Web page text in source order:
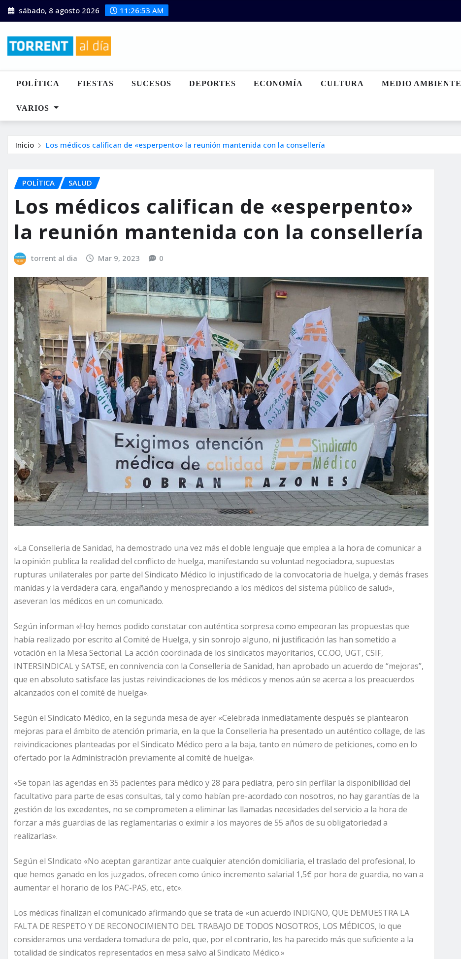
Saltar
al
sábado, 8 agosto 2026 11:26:54 AM
POLÍTICA FIESTAS SUCESOS DEPORTES ECONOMÍA CULTURA MEDIO AMBIENTE
VARIOS
Inicio Los médicos califican de «esperpento» la reunión mantenida con la consellería
POLÍTICA SALUD
Los médicos califican de «esperpento»
la reunión mantenida con la consellería
torrent al dia Mar 9, 2023 0
«La Conselleria de Sanidad, ha demostrado una vez más el doble lenguaje que emplea a la hora de comunicar a
la opinión publica la realidad del conflicto de huelga, manifestando su voluntad negociadora, supuestas
rupturas unilaterales por parte del Sindicato Médico lo injustificado de la convocatoria de huelga, y demás frases
manidas y la verdadera cara, engañando y menospreciando a los médicos del sistema público de salud»,
aseveran los médicos en un comunicado.
Según informan «Hoy hemos podido constatar con auténtica sorpresa como empeoran las propuestas que
había realizado por escrito al Comité de Huelga, y sin sonrojo alguno, ni justificación las han sometido a
votación en la Mesa Sectorial. La acción coordinada de los sindicatos mayoritarios, CC.OO, UGT, CSIF,
INTERSINDICAL y SATSE, en connivencia con la Conselleria de Sanidad, han aprobado un acuerdo de “mejoras”,
que en absoluto satisface las justas reivindicaciones de los médicos y menos aún se acerca a los preacuerdos
alcanzados con el comité de huelga».
Según el Sindicato Médico, en la segunda mesa de ayer «Celebrada inmediatamente después se plantearon
mejoras para el ámbito de atención primaria, en la que la Conselleria ha presentado un auténtico collage, de las
reivindicaciones planteadas por el Sindicato Médico pero a la baja, tanto en número de peticiones, como en lo
ofertado por la Administración previamente al comité de huelga».
«Se topan las agendas en 35 pacientes para médico y 28 para pediatra, pero sin perfilar la disponibilidad del
facultativo para parte de esas consultas, tal y como habían pre-acordado con nosotros, no hay garantías de la
gestión de los excedentes, no se comprometen a eliminar las llamadas necesidades del servicio a la hora de
forzar a más guardias de las reglamentarias o eximir a los mayores de 55 años de su obligatoriedad a
realizarlas».
Según el SIndicato «No aceptan garantizar ante cualquier atención domiciliaria, el traslado del profesional, lo
que hemos ganado en los juzgados, ofrecen como único incremento salarial 1,5€ por hora de guardia, no van a
aumentar el horario de los PAC-PAS, etc., etc».
Los médicas finalizan el comunicado afirmando que se trata de «un acuerdo INDIGNO, QUE DEMUESTRA LA
FALTA DE RESPETO Y DE RECONOCIMIENTO DEL TRABAJO DE TODOS NOSOTROS, LOS MÉDICOS, lo que
consideramos una verdadera tomadura de pelo, que, por el contrario, les ha parecido más que suficiente a la
totalidad de sindicatos representados en mesa salvo al Sindicato Médico.»